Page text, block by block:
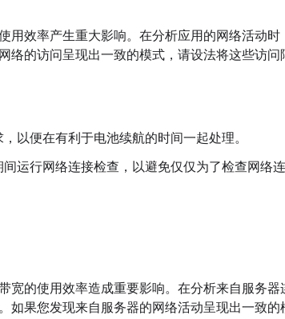
用效率产生重大影响。在分析应用的网络活动
络的访问呈现出一致的模式，请设法将这些访
以便在有利于电池续航的时间一起处理。
运行网络连接检查，以避免仅仅为了检查网络
宽的使用效率造成重要影响。在分析来自服务器
如果您发现来自服务器的网络活动呈现出一致